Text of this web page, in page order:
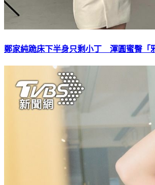
鄭家純跪床下半身只剩小丁 渾圓蜜臀「